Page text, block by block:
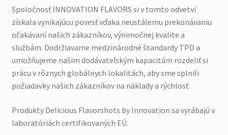
Spoločnosť INNOVATION FLAVORS si v tomto odvetví
získala vynikajúcu povesť vďaka neustálemu prekonávaniu
očakávaní našich zákazníkov, výnimočnej kvalite a
službám. Dodržiavame medzinárodné štandardy TPD a
umožňujeme našim dodávateľským kapacitám rozdeliť si
prácu v rôznych globálnych lokalitách, aby sme splnili
požiadavky našich zákazníkov na náklady a rýchlosť.
Produkty Delicious Flavorshots by Innovation sa vyrábajú v
laboratóriách certifikovaných EÚ.